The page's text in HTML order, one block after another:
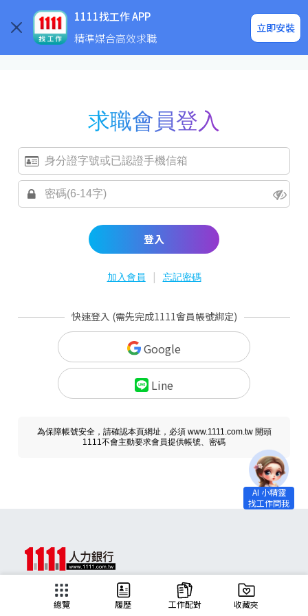
1111找工作 APP
精準媒合高效求職
立即安裝
企業求才
求職會員登入
登入
加入會員 | 忘記密碼
快速登入 (需先完成1111會員帳號綁定)
Google
Line
為保障帳號安全，請確認本頁網址，必須 www.1111.com.tw 開頭
1111不會主動要求會員提供帳號、密碼
總覽 履歷 工作配對 收藏夾